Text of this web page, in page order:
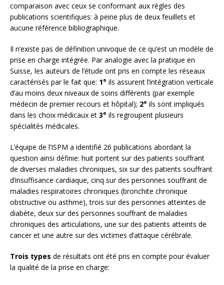
comparaison avec ceux se conformant aux règles des
publications scientifiques: à peine plus de deux feuillets et
aucune référence bibliographique.
Il n’existe pas de définition univoque de ce qu’est un modèle de
prise en charge intégrée. Par analogie avec la pratique en
Suisse, les auteurs de l’étude ont pris en compte les réseaux
caractérisés par le fait que: 1° ils assurent l’intégration verticale
d’au moins deux niveaux de soins différents (par exemple
médecin de premier recours et hôpital); 2° ils sont impliqués
dans les choix médicaux et 3° ils regroupent plusieurs
spécialités médicales.
L’équipe de l’ISPM a identifié 26 publications abordant la
question ainsi définie: huit portent sur des patients souffrant
de diverses maladies chroniques, six sur des patients souffrant
d’insuffisance cardiaque, cinq sur des personnes souffrant de
maladies respiratoires chroniques (bronchite chronique
obstructive ou asthme), trois sur des personnes atteintes de
diabète, deux sur des personnes souffrant de maladies
chroniques des articulations, une sur des patients atteints de
cancer et une autre sur des victimes d’attaque cérébrale.
Trois types de résultats ont été pris en compte pour évaluer
la qualité de la prise en charge: